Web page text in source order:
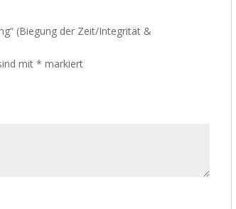
(Biegung der Zeit/Integrität &
mit* markiert